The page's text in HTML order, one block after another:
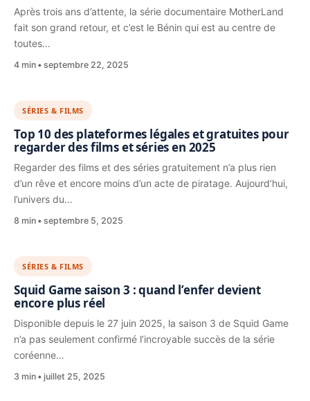
Après trois ans d’attente, la série documentaire MotherLand
fait son grand retour, et c’est le Bénin qui est au centre de
toutes…
4 min septembre 22, 2025
SÉRIES & FILMS
Top 10 des plateformes légales et gratuites pour
regarder des films et séries en 2025
Regarder des films et des séries gratuitement n’a plus rien
d’un rêve et encore moins d’un acte de piratage. Aujourd’hui,
l’univers du…
8 min septembre 5, 2025
SÉRIES & FILMS
Squid Game saison 3 : quand l’enfer devient
encore plus réel
Disponible depuis le 27 juin 2025, la saison 3 de Squid Game
n’a pas seulement confirmé l’incroyable succès de la série
coréenne…
3 min juillet 25, 2025